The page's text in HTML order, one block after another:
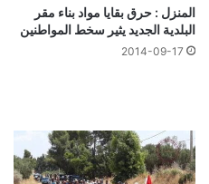
المنزل : حرق بقايا مواد بناء مقر
البلدية الجديد يثير سخط المواطنين
2014-09-17